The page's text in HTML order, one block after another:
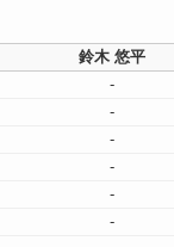
鈴木 悠平
-
-
-
-
-
-